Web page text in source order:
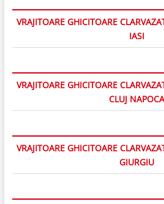
VRAJITOARE GHICITOARE
IASI
VRAJITOARE GHICITOARE
CLUJ NAPOCA
VRAJITOARE GHICITOARE
GIURGIU